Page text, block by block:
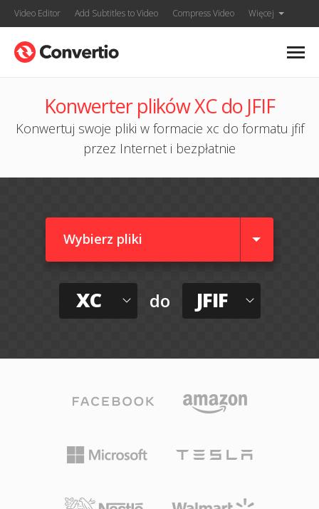
Video Editor Add Subtitles to Video Compress Video Więcej
Konwerter plików XC do JFIF
Konwertuj swoje pliki w formacie xc do formatu jfif
przez Internet i bezpłatnie
Wybierz pliki
XC do JFIF